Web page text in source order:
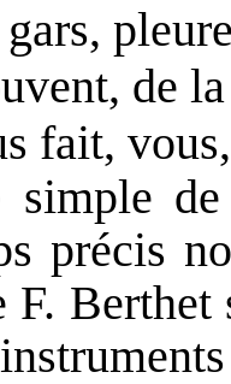
de
fait,
simple
précis
F.